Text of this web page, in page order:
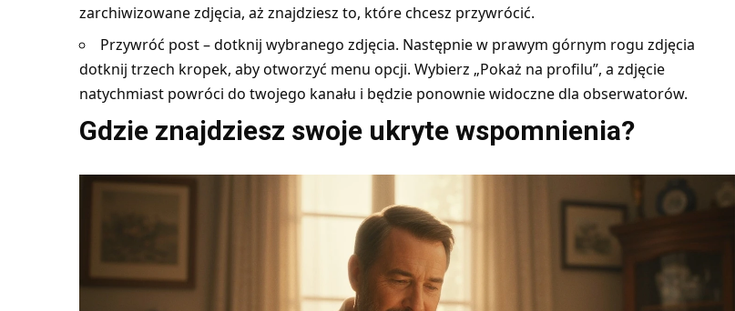
zarchiwizowane zdjęcia, aż znajdziesz to, które chcesz przywrócić.
Przywróć post – dotknij wybranego zdjęcia. Następnie w prawym górnym rogu zdjęcia
dotknij trzech kropek, aby otworzyć menu opcji. Wybierz „Pokaż na profilu”, a zdjęcie
natychmiast powróci do twojego kanału i będzie ponownie widoczne dla obserwatorów.
Gdzie znajdziesz swoje ukryte wspomnienia?